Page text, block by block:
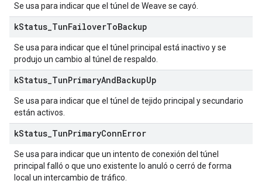
Se usa para indicar que el túnel de Weave se cayó.
kStatus TunFailoverToBackup
Se usa para indicar que el túnel principal está inactivo y se
produjo un cambio al túnel de respaldo.
kStatus TunPrimaryAndBackupUp
Se usa para indicar que el túnel de tejido principal y secundario
están activos.
kStatus TunPrimaryConnError
Se usa para indicar que un intento de conexión del túnel
principal falló o que uno existente lo anuló o cerró de forma
local un intercambio de tráfico.